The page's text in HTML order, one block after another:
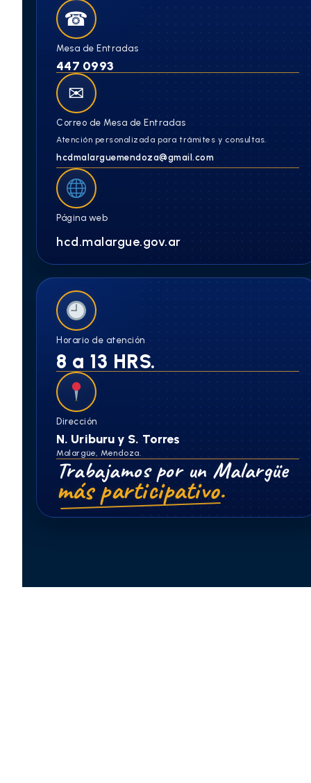
☎
Mesa de Entradas
447 0993
✉
Correo de Mesa de Entradas
Atención personalizada para trámites y consultas.
hcdmalarguemendoza@gmail.com
Página web
hcd.malargue.gov.ar
Horario de atención
8 a 13 HRS.
Dirección
N. Uriburu y S. Torres
Malargüe, Mendoza.
Trabajamos por un Malargüe
más participativo.